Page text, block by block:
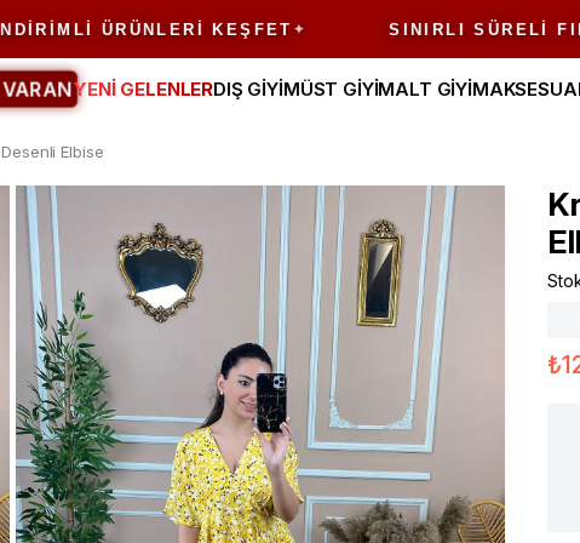
ÜRÜNLERI KEŞFET SINIRLI SÜRELI
VARAN YENİ GELENLERDIŞ GİYİMÜST GİYİMALT GİYİM
Elbise